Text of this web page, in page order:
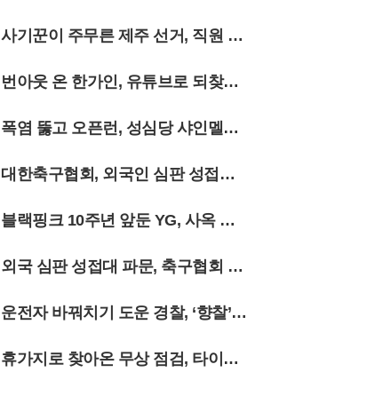
이번 여름 시즌은 억새가 은빛으로 변하기
객들은 출국 전 복잡한 절차 대신 가벼운 등
산화와 카메라를 챙겨 강원도의 깊은 산속으
인 상무행
사기꾼이 주무른 제주 선거, 직원 강
제 동원
번아웃 온 한가인, 유튜브로 되찾은
삶의 질
폭염 뚫고 오픈런, 성심당 샤인멜론
시루 출시
대한축구협회, 외국인 심판 성접대
의혹에 축구팬 ‘폭발’
블랙핑크 10주년 앞둔 YG, 사옥 앞
골프채 소동까지
외국 심판 성접대 파문, 축구협회 15
년 전 흑역사 폭로
운전자 바꿔치기 도운 경찰, ‘향찰’
유착의 민낯
휴가지로 찾아온 무상 점검, 타이어